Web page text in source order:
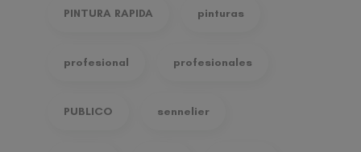
PINTURA RAPIDA pinturas
profesional profesionales
PUBLICO sennelier